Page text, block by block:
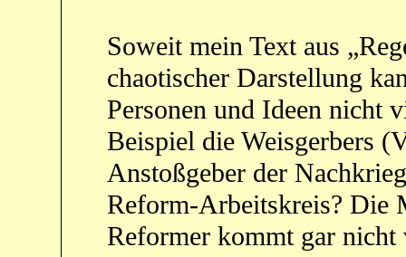
Soweit mein Text aus
chaotischer Darstellung
Personen und Ideen nicht
Beispiel die Weisgerbers
Anstoßgeber der
Reform-Arbeitskreis? Die
Reformer kommt gar